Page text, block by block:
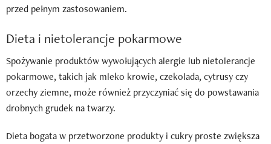
przed pełnym zastosowaniem.
Dieta i nietolerancje pokarmowe
Spożywanie produktów wywołujących alergie lub nietolerancje
pokarmowe, takich jak mleko krowie, czekolada, cytrusy czy
orzechy ziemne, może również przyczyniać się do powstawania
drobnych grudek na twarzy.
Dieta bogata w przetworzone produkty i cukry proste zwiększa